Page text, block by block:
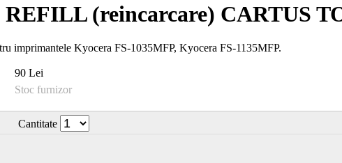
(reincarcare) CARTUS
imprimantele Kyocera FS-1035MFP, Kyocera FS-1135MFP.
90 Lei
Stoc furnizor
Cantitate